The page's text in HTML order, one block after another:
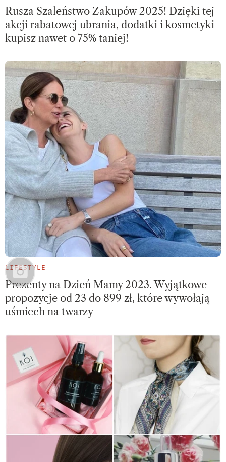
Rusza Szaleństwo Zakupów 2025! Dzięki tej
akcji rabatowej ubrania, dodatki i kosmetyki
kupisz nawet o 75% taniej!
LIFESTYLE
Prezenty na Dzień Mamy 2023. Wyjątkowe
propozycje od 23 do 899 zł, które wywołają
uśmiech na twarzy